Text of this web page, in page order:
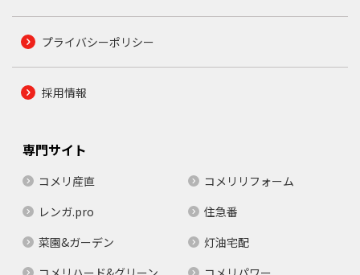
プライバシーポリシー
採用情報
専門サイト
コメリ産直
コメリリフォーム
レンガ.pro
住急番
菜園&ガーデン
灯油宅配